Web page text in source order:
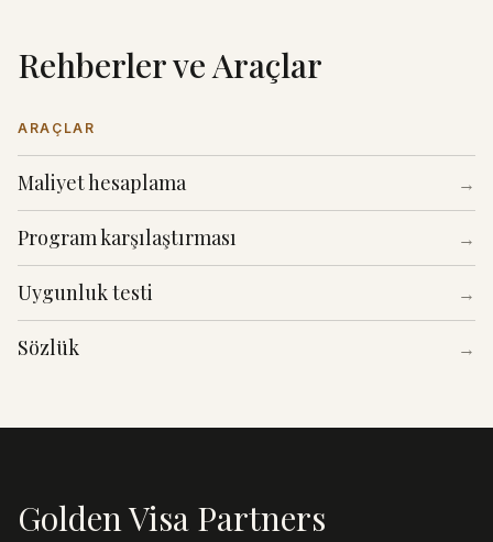
Rehberler ve Araçlar
ARAÇLAR
Maliyet hesaplama →
Program karşılaştırması →
Uygunluk testi →
Sözlük →
Golden Visa Partners